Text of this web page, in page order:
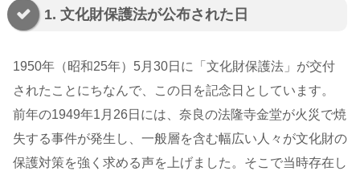
1. 文化財保護法が公布された日
1950年（昭和25年）5月30日に「文化財保護法」が交付
されたことにちなんで、この日を記念日としています。
前年の1949年1月26日には、奈良の法隆寺金堂が火災で焼
失する事件が発生し、一般層を含む幅広い人々が文化財の
保護対策を強く求める声を上げました。そこで当時存在し